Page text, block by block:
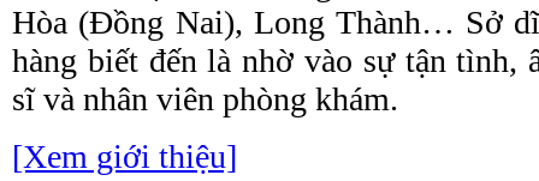
Hòa (Đồng Nai), Long Thành… Sở
hàng biết đến là nhờ vào sự tận tình,
sĩ và nhân viên phòng khám.
[Xem giới thiệu]